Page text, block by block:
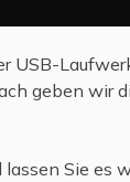
USB-
geben wir
Sie es